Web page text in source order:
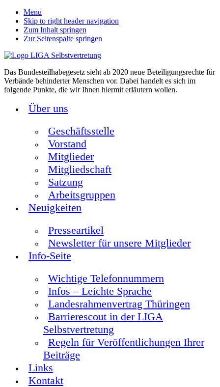
Menu
Skip to right header navigation
Zum Inhalt springen
Zur Seitenspalte springen
Das Bundesteilhabegesetz sieht ab 2020 neue Beteiligungsrechte für
Verbände behinderter Menschen vor. Dabei handelt es sich im
folgende Punkte, die wir Ihnen hiermit erläutern wollen.
Über uns
Geschäftsstelle
Vorstand
Mitglieder
Mitgliedschaft
Satzung
Arbeitsgruppen
Neuigkeiten
Presseartikel
Newsletter für unsere Mitglieder
Info-Seite
Wichtige Telefonnummern
Infos – Leichte Sprache
Landesrahmenvertrag Thüringen
Barrierescout in der LIGA
Selbstvertretung
Regeln für Veröffentlichungen Ihrer
Beiträge
Links
Kontakt